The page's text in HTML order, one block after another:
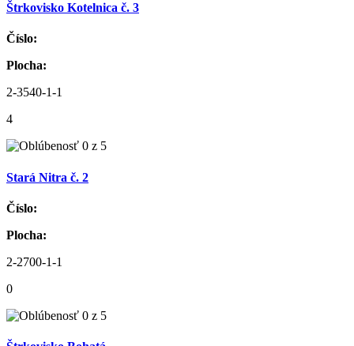
Štrkovisko Kotelnica č. 3
Číslo:
Plocha:
2-3540-1-1
4
Stará Nitra č. 2
Číslo:
Plocha:
2-2700-1-1
0